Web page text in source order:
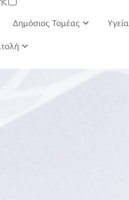
Δημόσιος Τομέας Υγεία
και Χημικών